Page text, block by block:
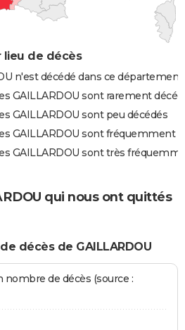
lieu de décès
n'est décédé dans ce département
GAILLARDOU sont rarement
GAILLARDOU sont peu décédés
GAILLARDOU sont fréquemment
GAILLARDOU sont très
qui nous ont quittés
décès de GAILLARDOU
de décès (source :